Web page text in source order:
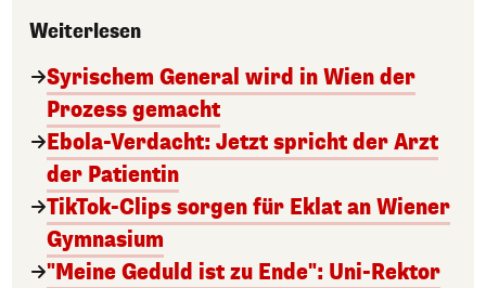
Weiterlesen
Syrischem General wird in Wien der
Prozess gemacht
Ebola-Verdacht: Jetzt spricht der Arzt
der Patientin
TikTok-Clips sorgen für Eklat an Wiener
Gymnasium
"Meine Geduld ist zu Ende": Uni-Rektor